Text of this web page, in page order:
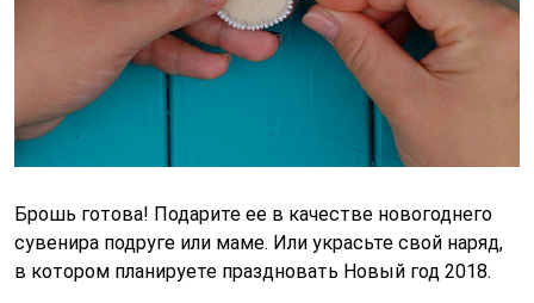
Брошь готова! Подарите ее в качестве новогоднего
сувенира подруге или маме. Или украсьте свой наряд,
в котором планируете праздновать Новый год 2018.